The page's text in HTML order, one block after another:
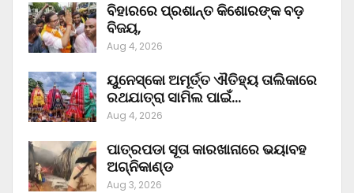
ବିହାରରେ ପ୍ରଶାନ୍ତ କିଶୋରଙ୍କ ବଡ଼
ବିଜୟ,
Aug 4, 2026
ୟୁନେସ୍କୋ ଅମୂର୍ତ୍ତ ଐତିହ୍ୟ ତାଲିକାରେ
ରଥଯାତ୍ରା ସାମିଲ ପାଇଁ…
Aug 4, 2026
ପାତ୍ରପଡା ସୂତା କାରଖାନାରେ ଭୟାବହ
ଅଗ୍ନିକାଣ୍ଡ
Aug 3, 2026